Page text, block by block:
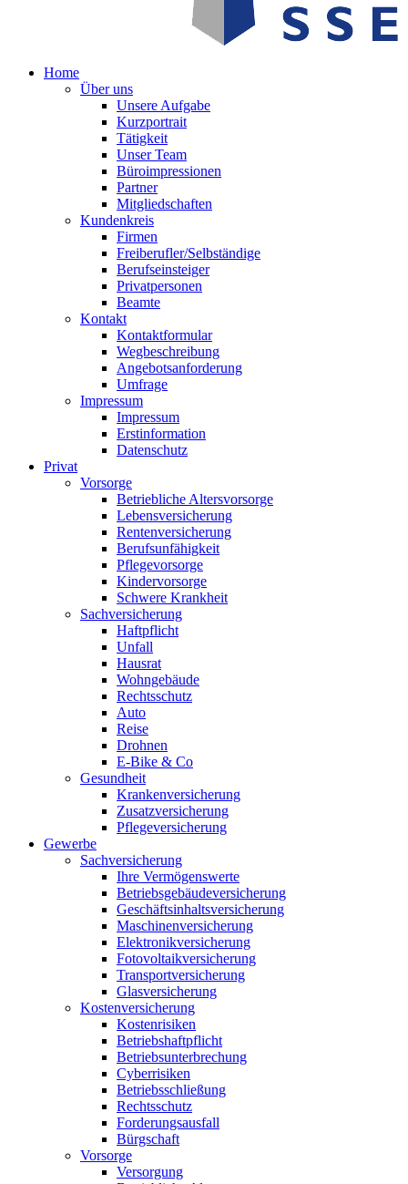
Home
Über uns
Unsere Aufgabe
Kurzportrait
Tätigkeit
Unser Team
Büroimpressionen
Partner
Mitgliedschaften
Kundenkreis
Firmen
Freiberufler/Selbständige
Berufseinsteiger
Privatpersonen
Beamte
Kontakt
Kontaktformular
Wegbeschreibung
Angebotsanforderung
Umfrage
Impressum
Impressum
Erstinformation
Datenschutz
Privat
Vorsorge
Betriebliche Altersvorsorge
Lebensversicherung
Rentenversicherung
Berufsunfähigkeit
Pflegevorsorge
Kindervorsorge
Schwere Krankheit
Sachversicherung
Haftpflicht
Unfall
Hausrat
Wohngebäude
Rechtsschutz
Auto
Reise
Drohnen
E-Bike & Co
Gesundheit
Krankenversicherung
Zusatzversicherung
Pflegeversicherung
Gewerbe
Sachversicherung
Ihre Vermögenswerte
Betriebsgebäudeversicherung
Geschäftsinhaltsversicherung
Maschinenversicherung
Elektronikversicherung
Fotovoltaikversicherung
Transportversicherung
Glasversicherung
Kostenversicherung
Kostenrisiken
Betriebshaftpflicht
Betriebsunterbrechung
Cyberrisiken
Betriebsschließung
Rechtsschutz
Forderungsausfall
Bürgschaft
Vorsorge
Versorgung